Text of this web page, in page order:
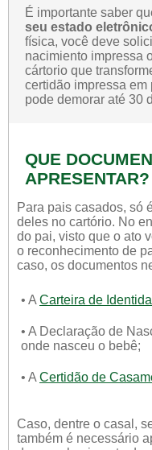
É importante saber
seu estado
física, você deve
nacimiento impressa
cártorio que
certidão impressa em
pode demorar até 30
QUE
APRESENTAR?
Para pais casados, só
deles no cartório. No
do pai, visto que o ato
o reconhecimento de
caso, os documentos
• A Carteira de
• A Declaração de
onde nasceu o bebê;
• A Certidão de
Caso, dentre o casal,
também é necessário